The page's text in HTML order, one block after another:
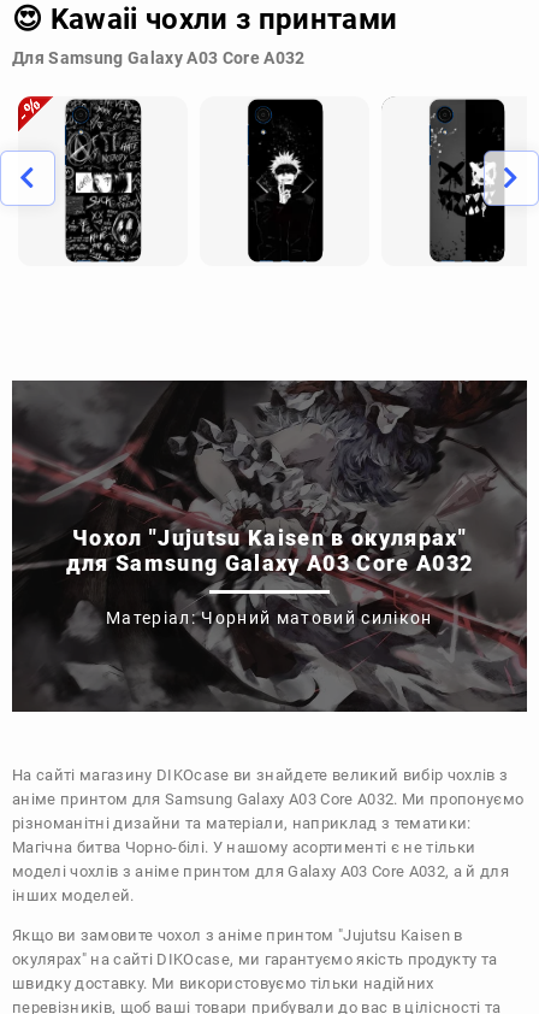
😍 Kawaii чохли з принтами
Для Samsung Galaxy A03 Core A032
Чохол "Jujutsu Kaisen в окулярах"
для Samsung Galaxy A03 Core A032
Матеріал: Чорний матовий силікон
На сайті магазину DIKOcase ви знайдете великий вибір чохлів з
аніме принтом для Samsung Galaxy A03 Core A032. Ми пропонуємо
різноманітні дизайни та матеріали, наприклад з тематики:
Магічна битва Чорно-білі. У нашому асортименті є не тільки
моделі чохлів з аніме принтом для Galaxy A03 Core A032, а й для
інших моделей.
Якщо ви замовите чохол з аніме принтом "Jujutsu Kaisen в
окулярах" на сайті DIKOcase, ми гарантуємо якість продукту та
швидку доставку. Ми використовуємо тільки надійних
перевізників, щоб ваші товари прибували до вас в цілісності та